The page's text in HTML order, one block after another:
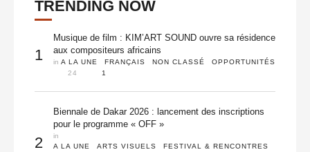
TRENDING NOW
1
Musique de film : KIM’ART SOUND ouvre sa résidence
aux compositeurs africains
in A LA UNE FRANÇAIS NON CLASSÉ
OPPORTUNITÉS
24
1
2
Biennale de Dakar 2026 : lancement des inscriptions
pour le programme « OFF »
in
A LA UNE
ARTS VISUELS FESTIVAL & RENCONTRES